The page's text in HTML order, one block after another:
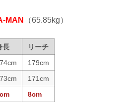
MAN （65.85kg）
長
リーチ
179cm
171cm
8cm